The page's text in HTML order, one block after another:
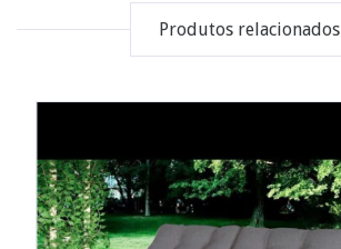
Produtos relacionados